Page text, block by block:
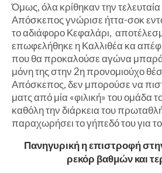
Όμως, όλα κρίθηκαν την
Απόσκεπος γνώρισε ήττα-σοκ
το αδιάφορο Κεφαλάρι,
επωφελήθηκε η Καλλιθέα κα
που θα προκαλούσε αγώνα
μόνη της στην 2η προνομιούχο
Απόσκεπος, δεν μπορούσε να
ματς από μία «φιλική» του ομάδα
καθόλη την διάρκεια του
παραχωρήσει το γήπεδό του για
Πανηγυρική η επιστροφή
ρεκόρ βαθμών και